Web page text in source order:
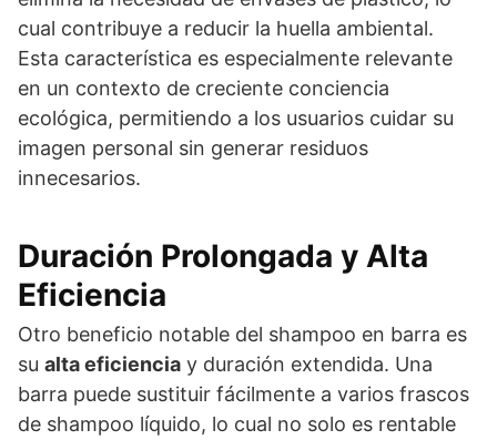
cual contribuye a reducir la huella ambiental.
Esta característica es especialmente relevante
en un contexto de creciente conciencia
ecológica, permitiendo a los usuarios cuidar su
imagen personal sin generar residuos
innecesarios.
Duración Prolongada y Alta
Eficiencia
Otro beneficio notable del shampoo en barra es
su alta eficiencia y duración extendida. Una
barra puede sustituir fácilmente a varios frascos
de shampoo líquido, lo cual no solo es rentable